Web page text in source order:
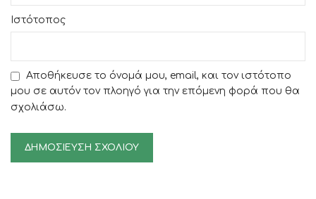
Ιστότοπος
Αποθήκευσε το όνομά μου, email, και τον ιστότοπο
μου σε αυτόν τον πλοηγό για την επόμενη φορά που θα
σχολιάσω.